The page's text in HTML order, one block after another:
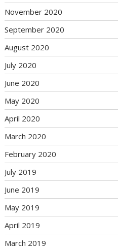
November 2020
September 2020
August 2020
July 2020
June 2020
May 2020
April 2020
March 2020
February 2020
July 2019
June 2019
May 2019
April 2019
March 2019